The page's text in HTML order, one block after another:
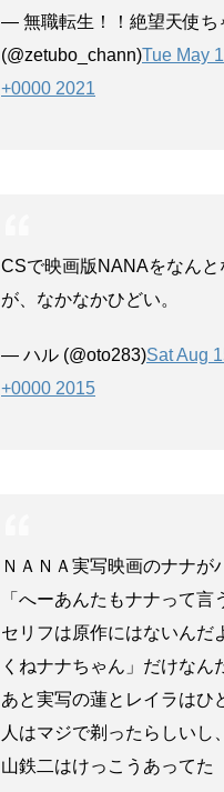
— 無職転生！！絶望天使ち
(@zetubo_chann)Tue May
+0000 2021
CSで映画版NANAをなんと
が、なかなかひどい。
— ハル (@oto283)Sat Aug
+0000 2015
ＮＡＮＡ実写映画のナナが
「へーあんたもナナって言
セリフは原作にはないん
くねナナちゃん」だけなん
あと実写の蓮とレイラはひ
人はマジで剃ったらしいし
山鉄二はけっこうあってた